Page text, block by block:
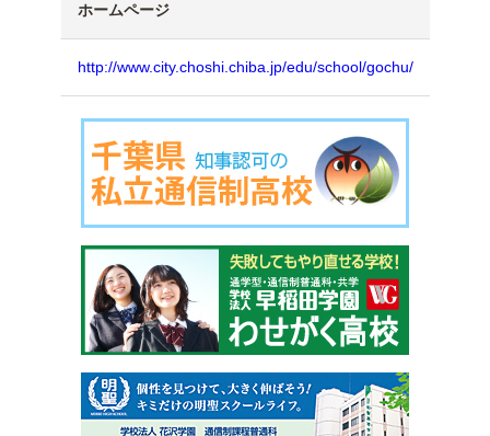
ホームページ
http://www.city.choshi.chiba.jp/edu/school/gochu/